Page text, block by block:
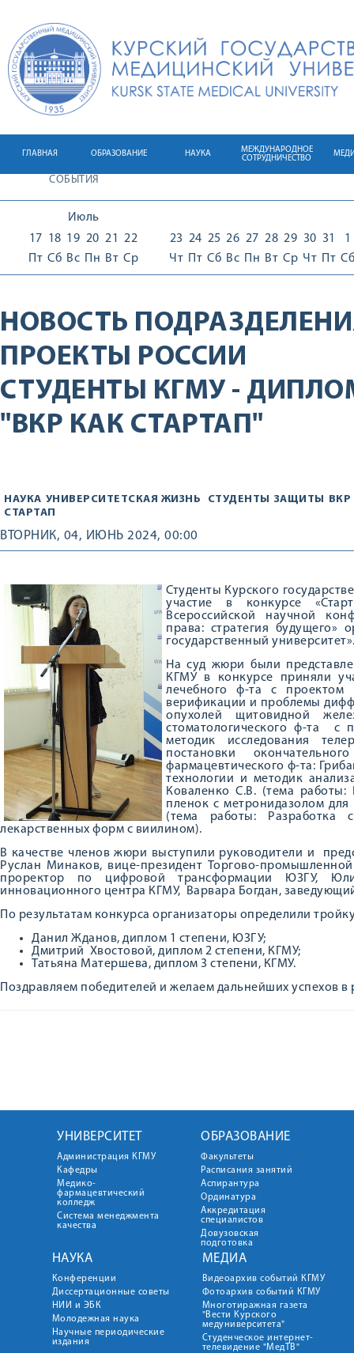
ГЛАВНАЯ ОБРАЗОВАНИЕ НАУКА
МЕЖДУНАРОДНОЕ
СОТРУДНИЧЕСТВО
СОБЫТИЯ
Июль
17
Пт
18
Сб
19
Вс
20
Пн
21
Вт
22
Ср
23
Чт
24
Пт
25
Сб
26
Вс
27
Пн
28
Вт
29
Ср
30
Чт
31
Пт
1
Сб
НОВОСТЬ
ПРОЕКТЫ РОССИИ
СТУДЕНТЫ КГМУ -
"ВКР КАК СТАРТАП"
НАУКА УНИВЕРСИТЕТСКАЯ ЖИЗНЬ СТУДЕНТЫ ЗАЩИТЫ ВКР
СТАРТАП
ВТОРНИК, 04, ИЮНЬ 2024, 00:00
Студенты Курского
участие в конкурсе
Всероссийской научной
права: стратегия будущего»
государственный
На суд жюри были
КГМУ в конкурсе приняли
лечебного ф-та с проектом
верификации и проблемы
опухолей щитовидной
стоматологического ф-та с
методик исследования
постановки
фармацевтического ф-та:
технологии и методик
Коваленко С.В. (тема работы:
пленок с метронидазолом
(тема работы: Разработка
лекарственных форм с виилином).
В качестве членов жюри выступили руководители и
Руслан Минаков, вице-президент Торгово-
проректор по цифровой трансформации ЮЗГУ,
инновационного центра КГМУ, Варвара Богдан,
По результатам конкурса организаторы определили
Данил Жданов, диплом 1 степени, ЮЗГУ;
Дмитрий Хвостовой, диплом 2 степени, КГМУ;
Татьяна Матершева, диплом 3 степени, КГМУ.
Поздравляем победителей и желаем дальнейших успехов
УНИВЕРСИТЕТ
Администрация КГМУ
Кафедры
Медико-
фармацевтический
колледж
Система менеджмента
качества
ОБРАЗОВАНИЕ
Факультеты
Расписания занятий
Аспирантура
Ординатура
Аккредитация
специалистов
Довузовская
подготовка
НАУКА
Конференции
Диссертационные советы
НИИ и ЭБК
Молодежная наука
Научные периодические
издания
МЕДИА
Видеоархив событий КГМУ
Фотоархив событий КГМУ
Многотиражная газета
"Вести Курского
медуниверситета"
Студенческое интернет-
телевидение "МедТВ"